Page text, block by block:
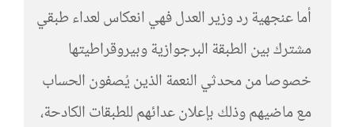
أما عنجهية رد وزير العدل فهي انعكاس لعداء طبقي
مشترك بين الطبقة البرجوازية وبيروقراطيتها
خصوصا من محدثي النعمة الذين يُصفون الحساب
مع ماضيهم وذلك بإعلان عدائهم للطبقات الكادحة،